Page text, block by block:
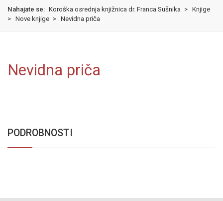
Nahajate se: Koroška osrednja knjižnica dr. Franca Sušnika > Knjige
> Nove knjige > Nevidna priča
Nevidna priča
PODROBNOSTI